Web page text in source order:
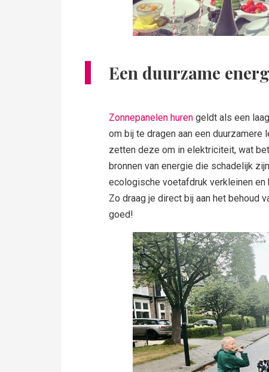
Een duurzame
Zonnepanelen huren geldt als een
om bij te dragen aan een
zetten deze om in elektriciteit, wat
bronnen van energie die schadelijk
ecologische voetafdruk verkleinen
Zo draag je direct bij aan het behoud
goed!